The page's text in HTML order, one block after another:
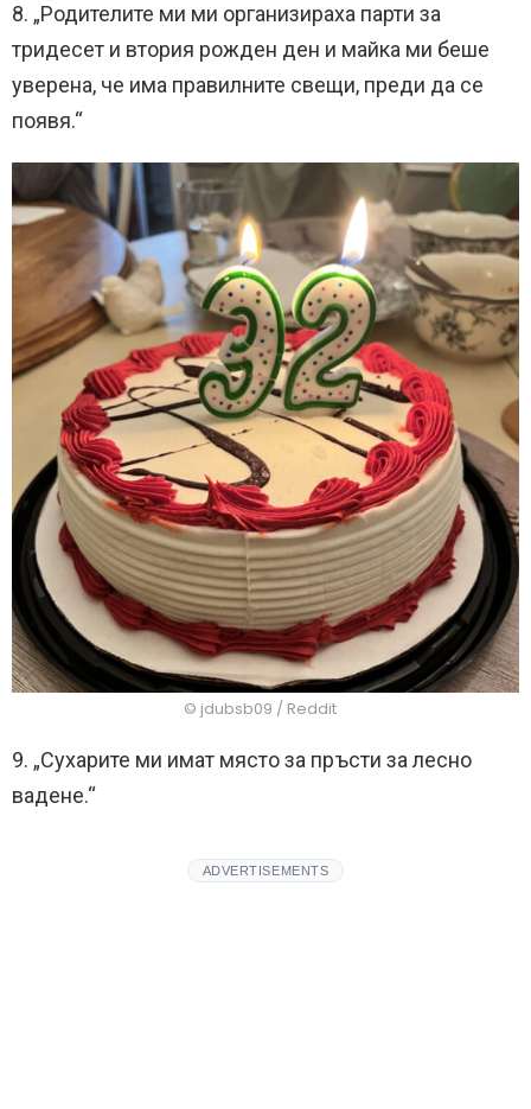
8. „Родителите ми ми организираха парти за
тридесет и втория рожден ден и майка ми беше
уверена, че има правилните свещи, преди да се
появя.“
© jdubsb09 / Reddit
9. „Сухарите ми имат място за пръсти за лесно
вадене.“
ADVERTISEMENTS